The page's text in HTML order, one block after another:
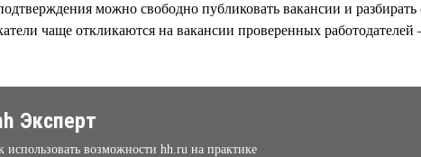
можно свободно публиковать вакансии и
чаще откликаются на вакансии проверенных
Эксперт
возможности hh.ru на практике